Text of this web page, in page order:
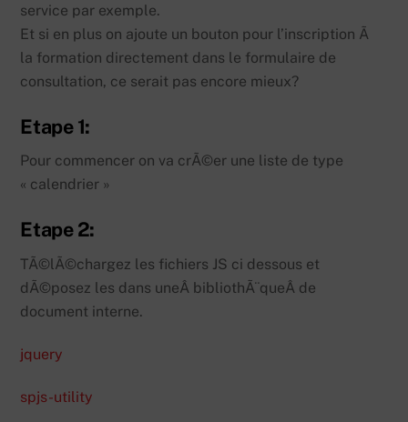
service par exemple.
Et si en plus on ajoute un bouton pour l’inscription Ã
la formation directement dans le formulaire de
consultation, ce serait pas encore mieux?
Etape 1:
Pour commencer on va crÃ©er une liste de type
« calendrier »
Etape 2:
TÃ©lÃ©chargez les fichiers JS ci dessous et
dÃ©posez les dans uneÂ bibliothÃ¨queÂ de
document interne.
jquery
spjs-utility